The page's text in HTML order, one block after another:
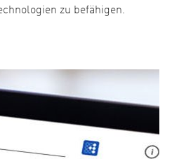
zu befähigen.